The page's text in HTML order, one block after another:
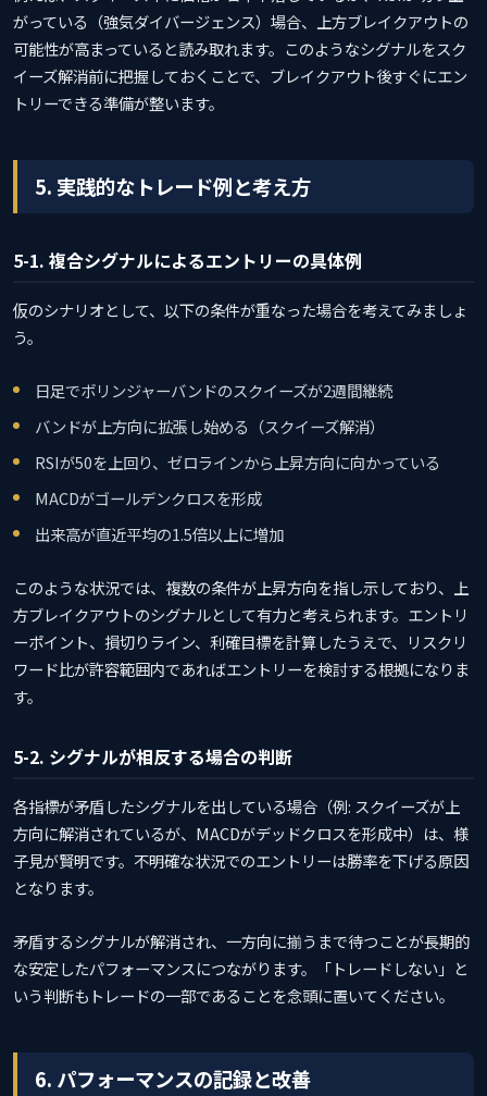
がっている（強気ダイバージェンス）場合、上方ブレイクアウトの
可能性が高まっていると読み取れます。このようなシグナルをスク
イーズ解消前に把握しておくことで、ブレイクアウト後すぐにエン
トリーできる準備が整います。
5. 実践的なトレード例と考え方
5-1. 複合シグナルによるエントリーの具体例
仮のシナリオとして、以下の条件が重なった場合を考えてみましょ
う。
日足でボリンジャーバンドのスクイーズが2週間継続
バンドが上方向に拡張し始める（スクイーズ解消）
RSIが50を上回り、ゼロラインから上昇方向に向かっている
MACDがゴールデンクロスを形成
出来高が直近平均の1.5倍以上に増加
このような状況では、複数の条件が上昇方向を指し示しており、上
方ブレイクアウトのシグナルとして有力と考えられます。エントリ
ーポイント、損切りライン、利確目標を計算したうえで、リスクリ
ワード比が許容範囲内であればエントリーを検討する根拠になりま
す。
5-2. シグナルが相反する場合の判断
各指標が矛盾したシグナルを出している場合（例: スクイーズが上
方向に解消されているが、MACDがデッドクロスを形成中）は、様
子見が賢明です。不明確な状況でのエントリーは勝率を下げる原因
となります。
矛盾するシグナルが解消され、一方向に揃うまで待つことが長期的
な安定したパフォーマンスにつながります。「トレードしない」と
いう判断もトレードの一部であることを念頭に置いてください。
6. パフォーマンスの記録と改善